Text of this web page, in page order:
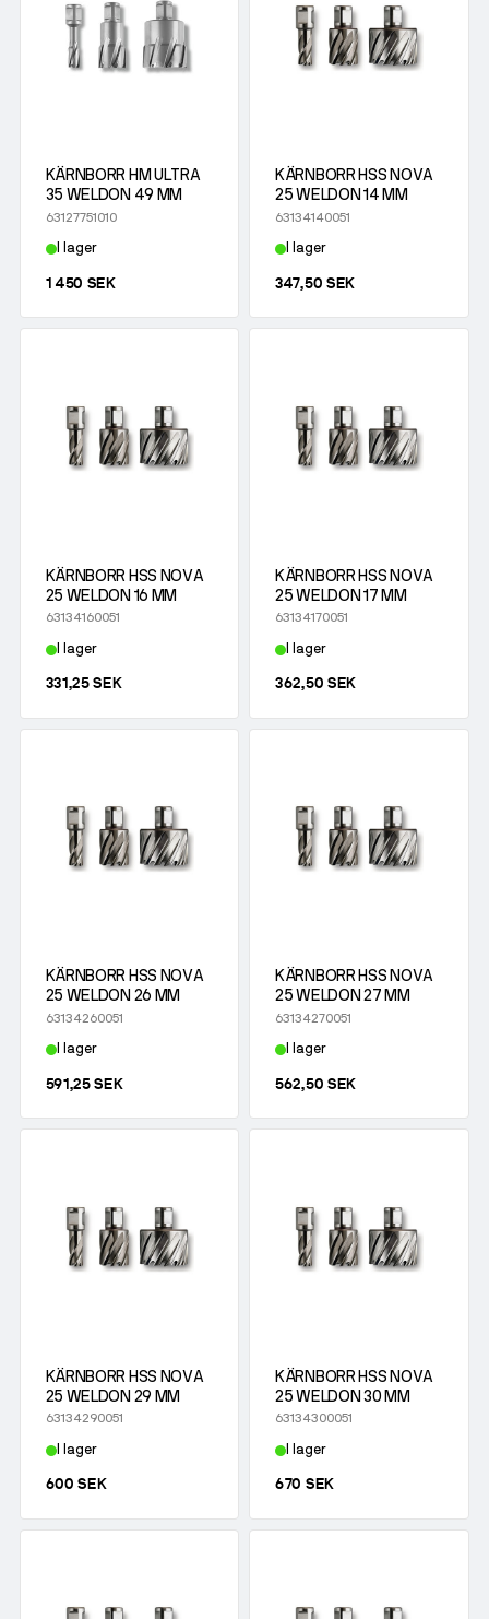
KÄRNBORR HM ULTRA
35 WELDON 49 MM
63127751010
I lager
1 450 SEK
KÄRNBORR HSS NOVA
25 WELDON 14 MM
63134140051
I lager
347,50 SEK
KÄRNBORR HSS NOVA
25 WELDON 16 MM
63134160051
I lager
331,25 SEK
KÄRNBORR HSS NOVA
25 WELDON 17 MM
63134170051
I lager
362,50 SEK
KÄRNBORR HSS NOVA
25 WELDON 26 MM
63134260051
I lager
591,25 SEK
KÄRNBORR HSS NOVA
25 WELDON 27 MM
63134270051
I lager
562,50 SEK
KÄRNBORR HSS NOVA
25 WELDON 29 MM
63134290051
I lager
600 SEK
KÄRNBORR HSS NOVA
25 WELDON 30 MM
63134300051
I lager
670 SEK